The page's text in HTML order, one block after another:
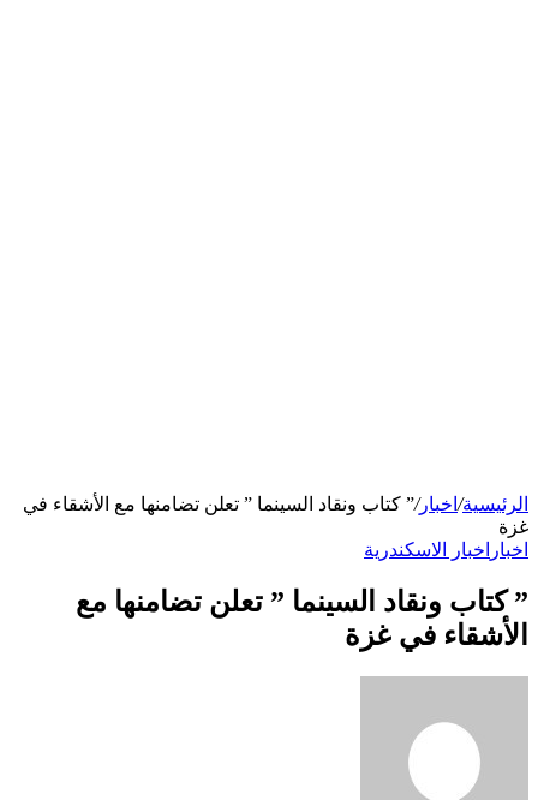
الرئيسية/ اخبار/” كتاب ونقاد السينما ” تعلن تضامنها مع الأشقاء في
غزة
اخبار اخبار الاسكندرية
” كتاب ونقاد السينما ” تعلن تضامنها مع
الأشقاء في غزة